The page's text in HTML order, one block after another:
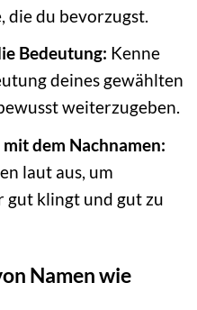
die du bevorzugst.
Bedeutung: Kenne
deines gewählten
weiterzugeben.
dem Nachnamen:
laut aus, um
gut klingt und gut zu
Namen wie